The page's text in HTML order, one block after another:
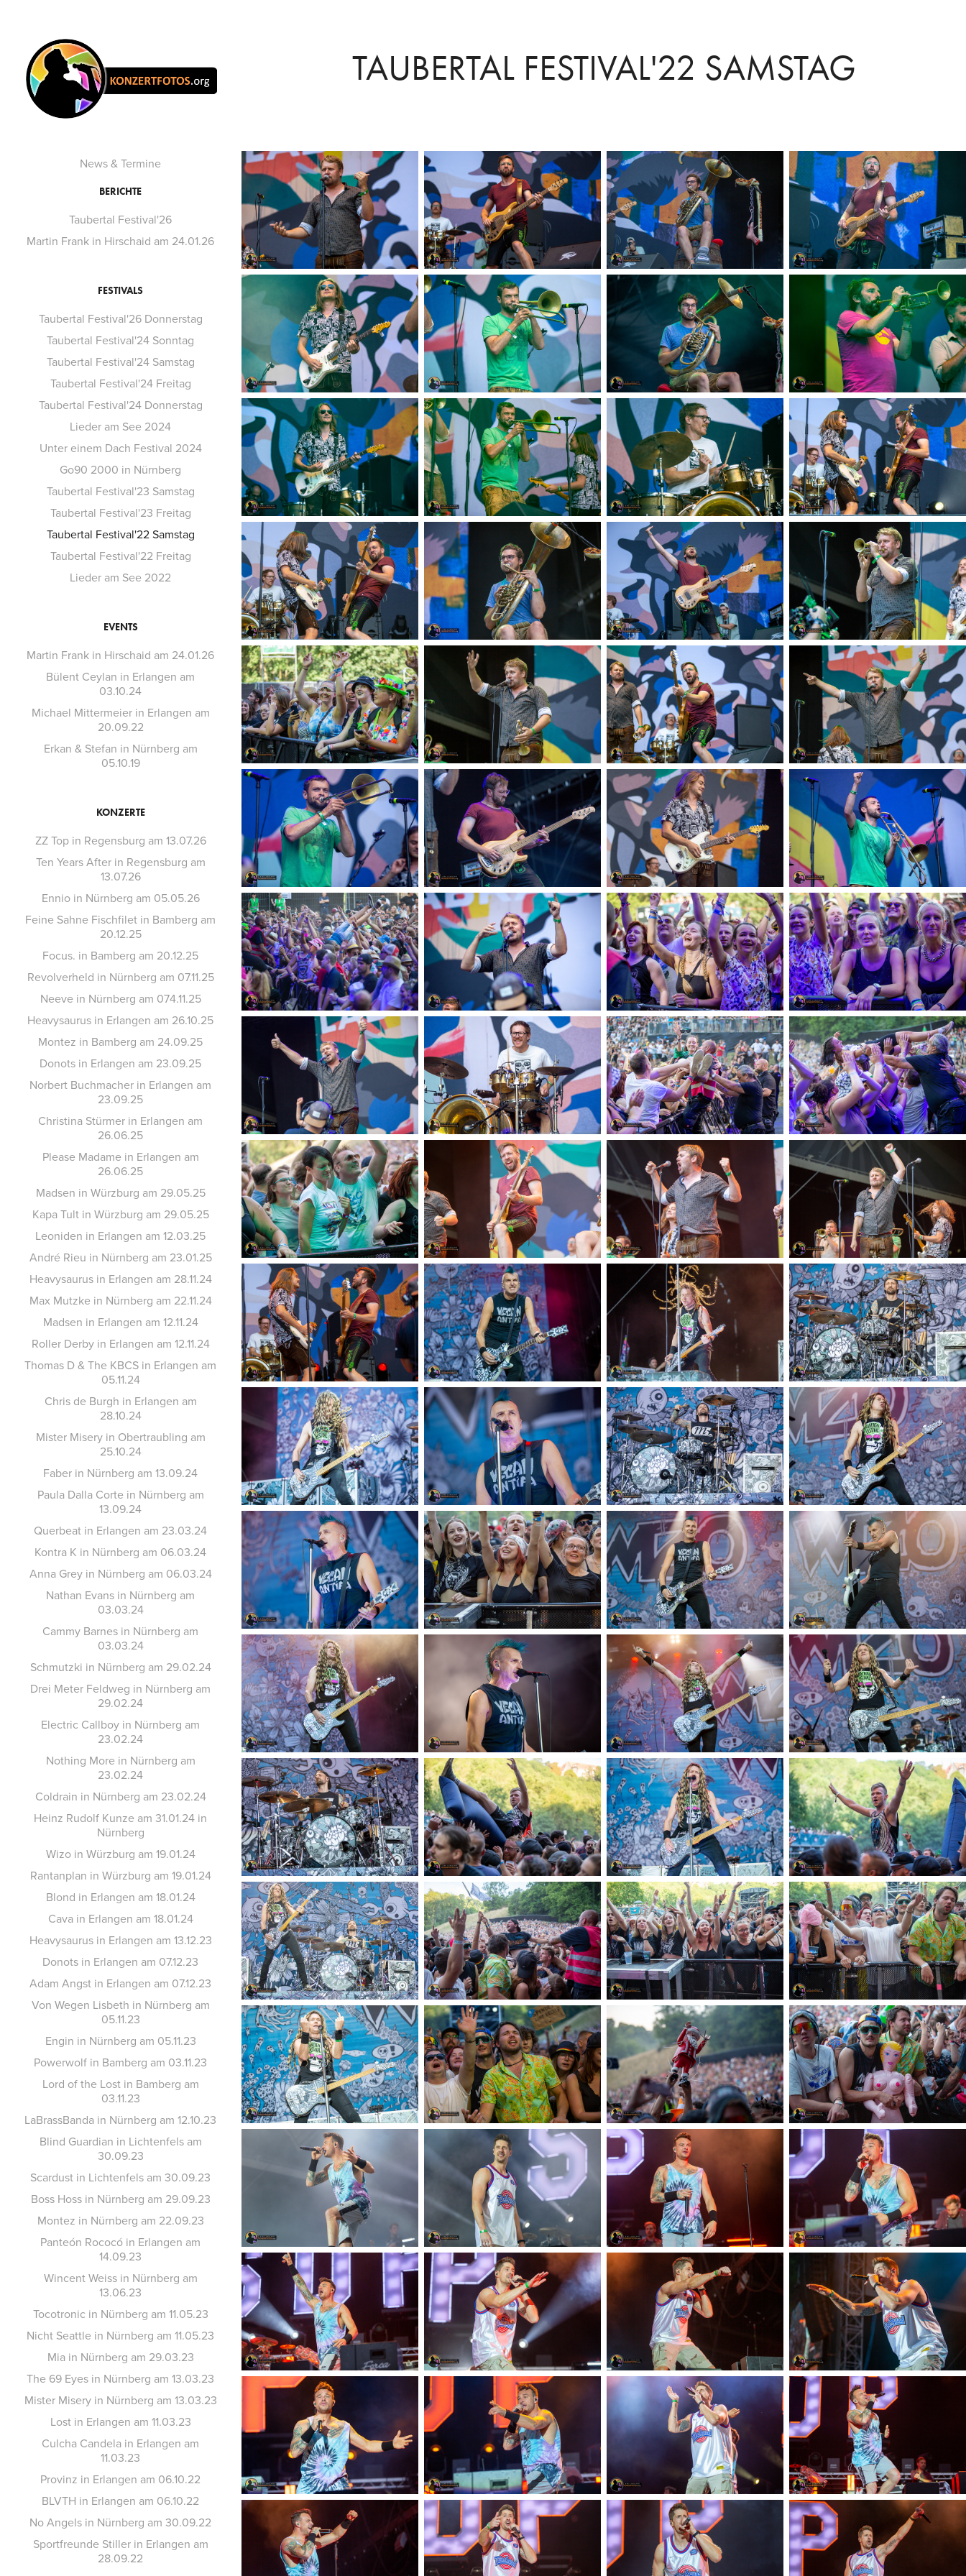
News & Termine
BERICHTE
Taubertal Festival'26
Martin Frank in Hirschaid am 24.01.26
FESTIVALS
Taubertal Festival'26 Donnerstag
Taubertal Festival'24 Sonntag
Taubertal Festival'24 Samstag
Taubertal Festival'24 Freitag
Taubertal Festival'24 Donnerstag
Lieder am See 2024
Unter einem Dach Festival 2024
Go90 2000 in Nürnberg
Taubertal Festival'23 Samstag
Taubertal Festival'23 Freitag
Taubertal Festival'22 Samstag
Taubertal Festival'22 Freitag
Lieder am See 2022
EVENTS
Martin Frank in Hirschaid am 24.01.26
Bülent Ceylan in Erlangen am
03.10.24
Michael Mittermeier in Erlangen am
20.09.22
Erkan & Stefan in Nürnberg am
05.10.19
KONZERTE
ZZ Top in Regensburg am 13.07.26
Ten Years After in Regensburg am
13.07.26
Ennio in Nürnberg am 05.05.26
Feine Sahne Fischfilet in Bamberg am
20.12.25
Focus. in Bamberg am 20.12.25
Revolverheld in Nürnberg am 07.11.25
Neeve in Nürnberg am 074.11.25
Heavysaurus in Erlangen am 26.10.25
Montez in Bamberg am 24.09.25
Donots in Erlangen am 23.09.25
Norbert Buchmacher in Erlangen am
23.09.25
Christina Stürmer in Erlangen am
26.06.25
Please Madame in Erlangen am
26.06.25
Madsen in Würzburg am 29.05.25
Kapa Tult in Würzburg am 29.05.25
Leoniden in Erlangen am 12.03.25
André Rieu in Nürnberg am 23.01.25
Heavysaurus in Erlangen am 28.11.24
Max Mutzke in Nürnberg am 22.11.24
Madsen in Erlangen am 12.11.24
Roller Derby in Erlangen am 12.11.24
Thomas D & The KBCS in Erlangen am
05.11.24
Chris de Burgh in Erlangen am
28.10.24
Mister Misery in Obertraubling am
25.10.24
Faber in Nürnberg am 13.09.24
Paula Dalla Corte in Nürnberg am
13.09.24
Querbeat in Erlangen am 23.03.24
Kontra K in Nürnberg am 06.03.24
Anna Grey in Nürnberg am 06.03.24
Nathan Evans in Nürnberg am
03.03.24
Cammy Barnes in Nürnberg am
03.03.24
Schmutzki in Nürnberg am 29.02.24
Drei Meter Feldweg in Nürnberg am
29.02.24
Electric Callboy in Nürnberg am
23.02.24
Nothing More in Nürnberg am
23.02.24
Coldrain in Nürnberg am 23.02.24
Heinz Rudolf Kunze am 31.01.24 in
Nürnberg
Wizo in Würzburg am 19.01.24
Rantanplan in Würzburg am 19.01.24
Blond in Erlangen am 18.01.24
Cava in Erlangen am 18.01.24
Heavysaurus in Erlangen am 13.12.23
Donots in Erlangen am 07.12.23
Adam Angst in Erlangen am 07.12.23
Von Wegen Lisbeth in Nürnberg am
05.11.23
Engin in Nürnberg am 05.11.23
Powerwolf in Bamberg am 03.11.23
Lord of the Lost in Bamberg am
03.11.23
LaBrassBanda in Nürnberg am 12.10.23
Blind Guardian in Lichtenfels am
30.09.23
Scardust in Lichtenfels am 30.09.23
Boss Hoss in Nürnberg am 29.09.23
Montez in Nürnberg am 22.09.23
Panteón Rococó in Erlangen am
14.09.23
Wincent Weiss in Nürnberg am
13.06.23
Tocotronic in Nürnberg am 11.05.23
Nicht Seattle in Nürnberg am 11.05.23
Mia in Nürnberg am 29.03.23
The 69 Eyes in Nürnberg am 13.03.23
Mister Misery in Nürnberg am 13.03.23
Lost in Erlangen am 11.03.23
Culcha Candela in Erlangen am
11.03.23
Provinz in Erlangen am 06.10.22
BLVTH in Erlangen am 06.10.22
No Angels in Nürnberg am 30.09.22
Sportfreunde Stiller in Erlangen am
28.09.22
TAUBERTAL FESTIVAL'22 SAMSTAG